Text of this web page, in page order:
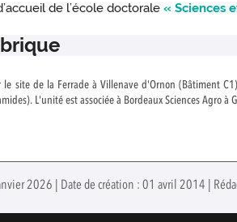
de l’école doctorale« Sciences
le site de la Ferrade à Villenave d'Ornon (Bâtiment
L'unité est associée à Bordeaux Sciences Agro à
2026 | Date de création : 01 avril 2014 |